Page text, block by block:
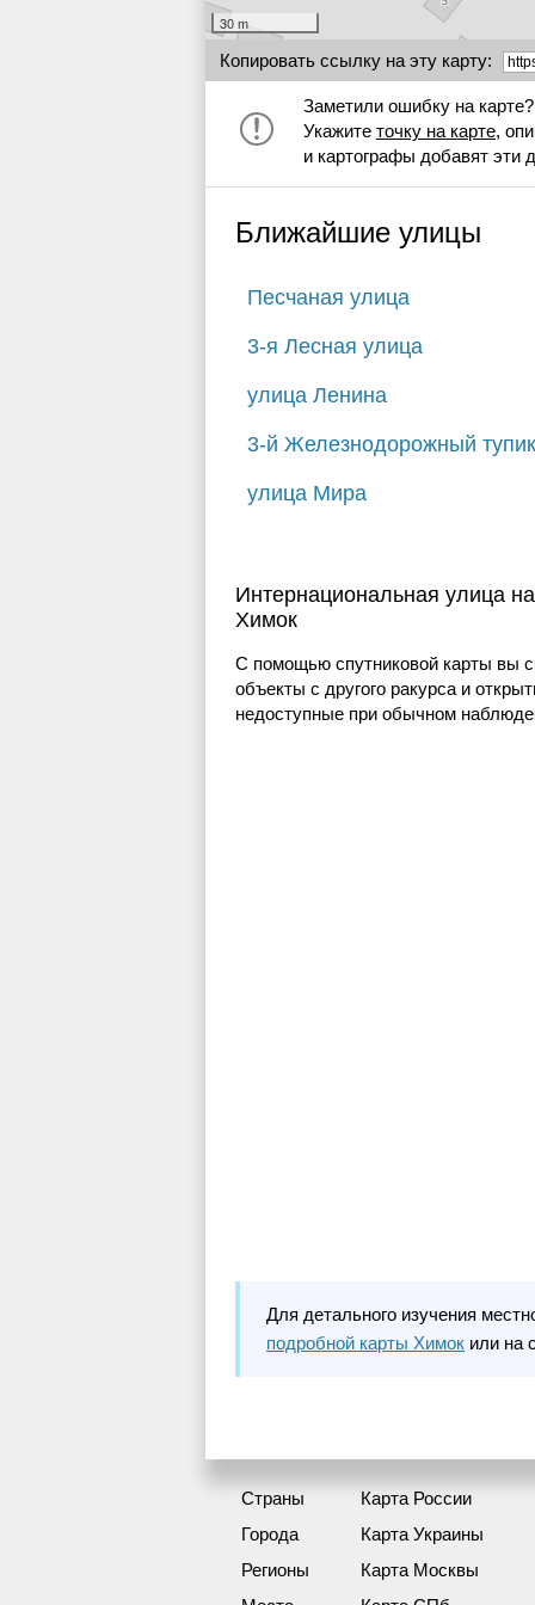
30 m
Копировать ссылку на эту карту:
Заметили ошибку на карте?
Укажите точку на карте,
и картографы добавят эти
Ближайшие улицы
Песчаная улица
3-я Лесная улица
улица Ленина
3-й Железнодорожный тупик
улица Мира
Интернациональная улица
Химок
С помощью спутниковой карты вы
объекты с другого ракурса и
недоступные при обычном
Для детального изучения
подробной карты Химок или на
Страны
Города
Регионы
Карта России
Карта Украины
Карта Москвы